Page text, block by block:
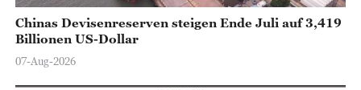
Chinas Devisenreserven steigen Ende Juli auf 3,419
Billionen US-Dollar
07-Aug-2026